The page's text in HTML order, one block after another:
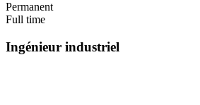
Permanent
Full time
Ingénieur industriel